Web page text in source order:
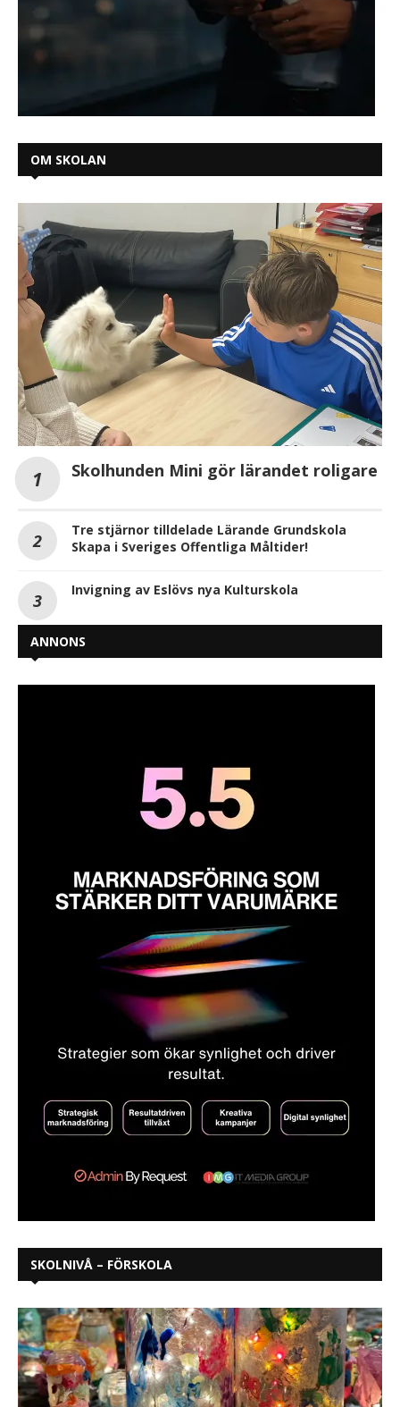
OM SKOLAN
Skolhunden Mini gör lärandet roligare
Tre stjärnor tilldelade Lärande Grundskola
Skapa i Sveriges Offentliga Måltider!
Invigning av Eslövs nya Kulturskola
ANNONS
SKOLNIVÅ – FÖRSKOLA